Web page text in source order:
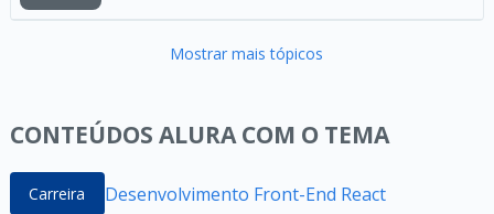
Mostrar mais tópicos
CONTEÚDOS ALURA COM O TEMA
Carreira Desenvolvimento Front-End React